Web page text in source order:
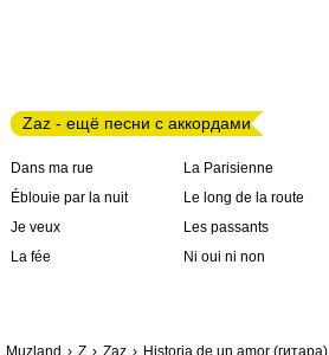
Zaz - ещё песни с аккордами
Dans ma rue
Éblouie par la nuit
Je veux
La fée
La Parisienne
Le long de la route
Les passants
Ni oui ni non
Muzland Z Zaz Historia de un amor (гитара)